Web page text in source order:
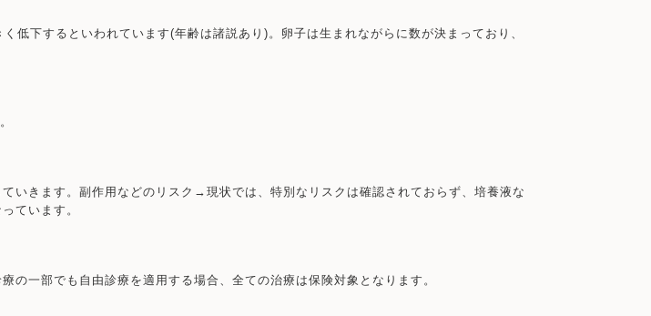
低下するといわれています(年齢は諸説あり)。卵子は生まれながらに数が決まっており、
いきます。副作用などのリスク→現状では、特別なリスクは確認されておらず、培養液な
ています。
の一部でも自由診療を適用する場合、全ての治療は保険対象となります。